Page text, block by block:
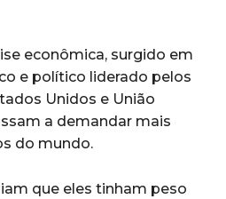
econômica, surgido em
e político liderado pelos
Unidos e União
a demandar mais
do mundo.
que eles tinham peso